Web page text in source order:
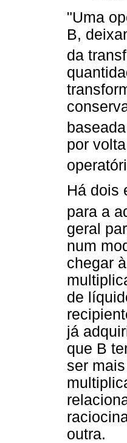
"Uma
B,
da
por
Há dois
para a
geral
num
chegar
de
já
que B
ser
outra.